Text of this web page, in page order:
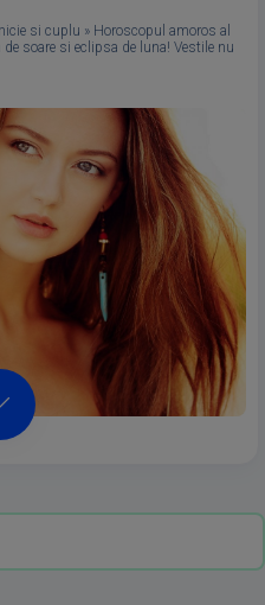
si cuplu » Horoscopul amoros al
soare si eclipsa de luna! Vestile nu